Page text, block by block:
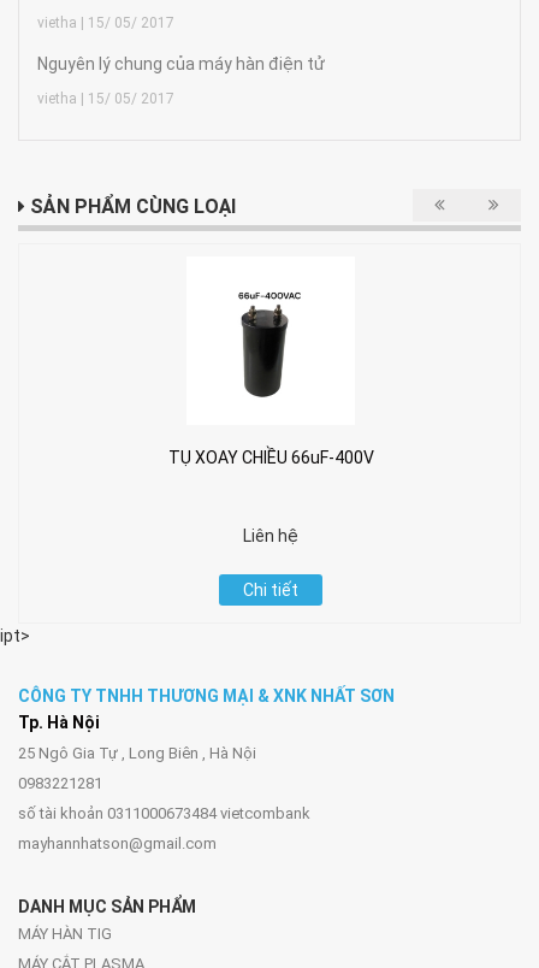
vietha | 15/ 05/ 2017
Nguyên lý chung của máy hàn điện tử
vietha | 15/ 05/ 2017
SẢN PHẨM CÙNG LOẠI
TỤ XOAY CHIỀU 66uF-400V
Liên hệ
Chi tiết
ipt>
CÔNG TY TNHH THƯƠNG MẠI & XNK NHẤT SƠN
Tp. Hà Nội
25 Ngô Gia Tự , Long Biên , Hà Nội
0983221281
số tài khoản 0311000673484 vietcombank
mayhannhatson@gmail.com
DANH MỤC SẢN PHẨM
MÁY HÀN TIG
MÁY CẮT PLASMA